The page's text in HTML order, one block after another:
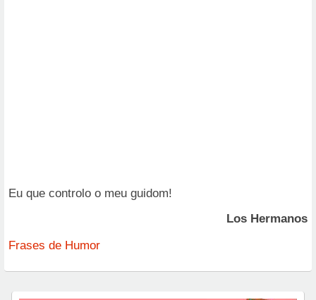
Eu que controlo o meu guidom!
Los Hermanos
Frases de Humor